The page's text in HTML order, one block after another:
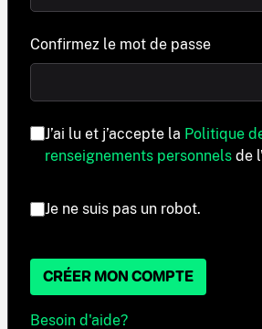
Confirmez le mot de passe
J’ai lu et j’accepte la Politique
renseignements personnels de
Je ne suis pas un robot.
CRÉER MON COMPTE
Besoin d'aide?